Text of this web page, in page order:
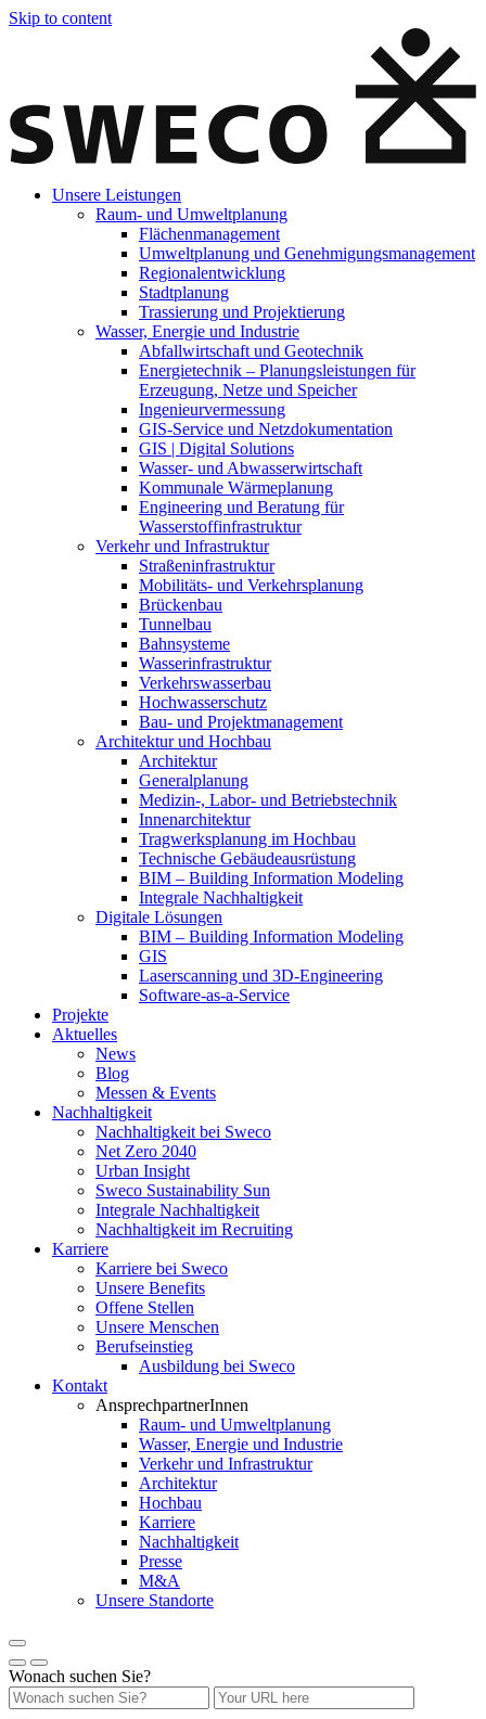
Skip to content
Unsere Leistungen
Raum- und Umweltplanung
Flächenmanagement
Umweltplanung und Genehmigungsmanagement
Regionalentwicklung
Stadtplanung
Trassierung und Projektierung
Wasser, Energie und Industrie
Abfallwirtschaft und Geotechnik
Energietechnik – Planungsleistungen für
Erzeugung, Netze und Speicher
Ingenieurvermessung
GIS-Service und Netzdokumentation
GIS | Digital Solutions
Wasser- und Abwasserwirtschaft
Kommunale Wärmeplanung
Engineering und Beratung für
Wasserstoffinfrastruktur
Verkehr und Infrastruktur
Straßeninfrastruktur
Mobilitäts- und Verkehrsplanung
Brückenbau
Tunnelbau
Bahnsysteme
Wasserinfrastruktur
Verkehrswasserbau
Hochwasserschutz
Bau- und Projektmanagement
Architektur und Hochbau
Architektur
Generalplanung
Medizin-, Labor- und Betriebstechnik
Innenarchitektur
Tragwerksplanung im Hochbau
Technische Gebäudeausrüstung
BIM – Building Information Modeling
Integrale Nachhaltigkeit
Digitale Lösungen
BIM – Building Information Modeling
GIS
Laserscanning und 3D-Engineering
Software-as-a-Service
Projekte
Aktuelles
News
Blog
Messen & Events
Nachhaltigkeit
Nachhaltigkeit bei Sweco
Net Zero 2040
Urban Insight
Sweco Sustainability Sun
Integrale Nachhaltigkeit
Nachhaltigkeit im Recruiting
Karriere
Karriere bei Sweco
Unsere Benefits
Offene Stellen
Unsere Menschen
Berufseinstieg
Ausbildung bei Sweco
Kontakt
AnsprechpartnerInnen
Raum- und Umweltplanung
Wasser, Energie und Industrie
Verkehr und Infrastruktur
Architektur
Hochbau
Karriere
Nachhaltigkeit
Presse
M&A
Unsere Standorte
Wonach suchen Sie?